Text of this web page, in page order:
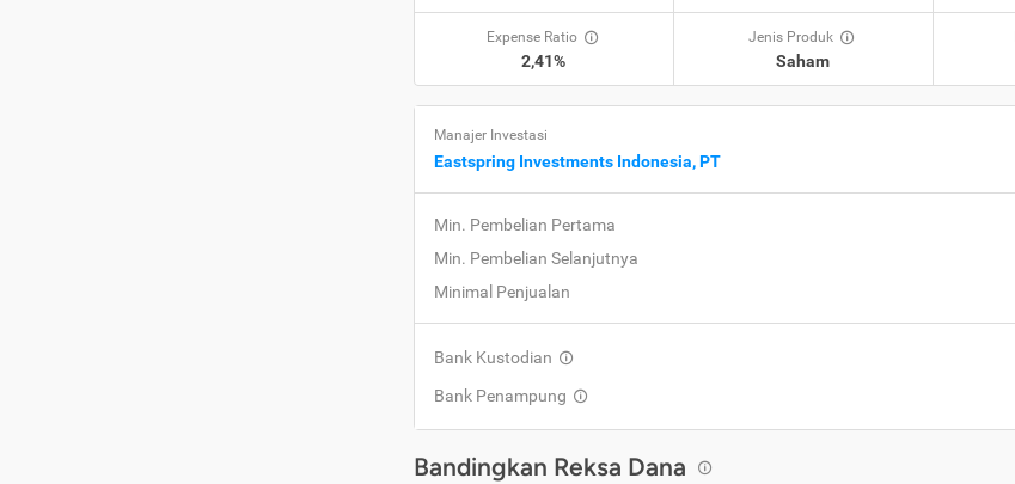
Expense Ratio
2,41%
Jenis Produk
Saham
Manajer Investasi
Eastspring Investments Indonesia, PT
Min. Pembelian Pertama
Min. Pembelian Selanjutnya
Minimal Penjualan
Bank Kustodian
Bank Penampung
Bandingkan Reksa Dana